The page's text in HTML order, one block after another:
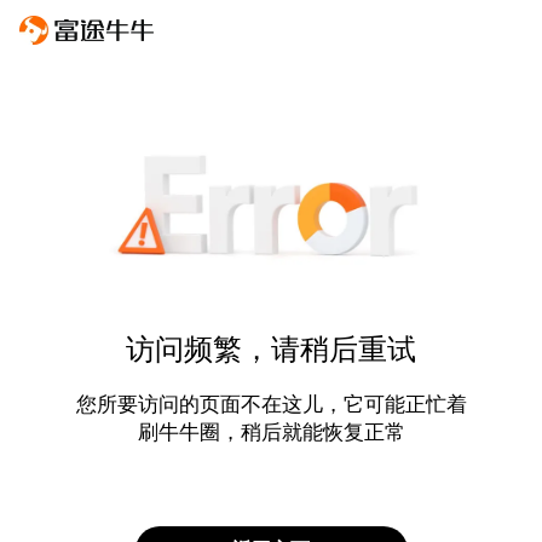
访问频繁，请稍后重试
您所要访问的页面不在这儿，它可能正忙着
刷牛牛圈，稍后就能恢复正常